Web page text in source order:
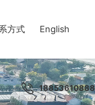
方式 English
18853610888